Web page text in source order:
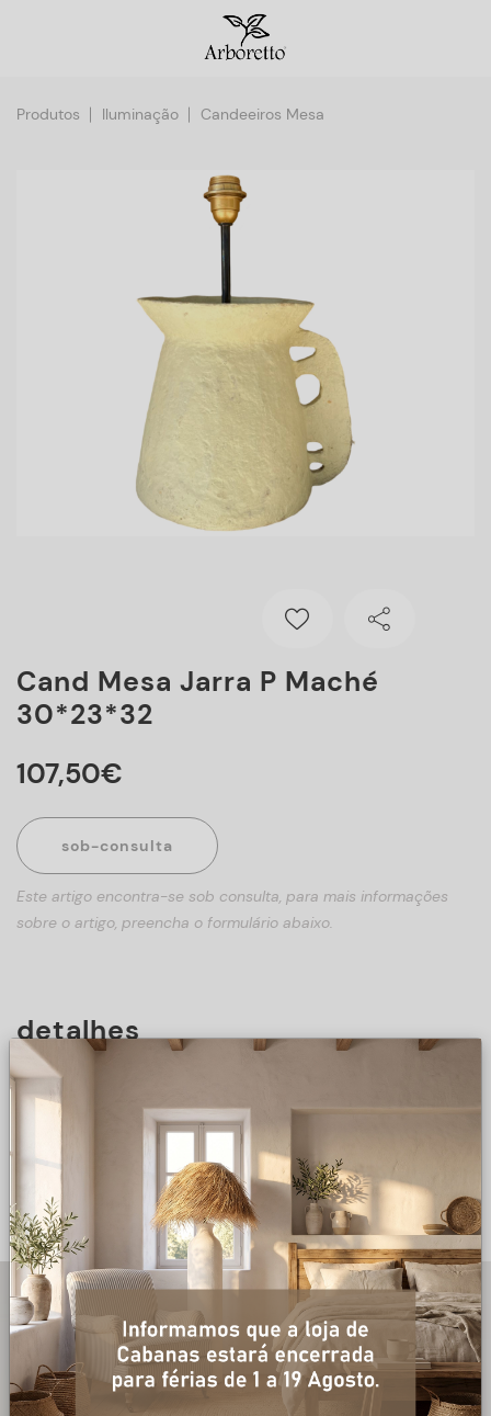
Produtos Iluminação Candeeiros Mesa
Cand Mesa Jarra P Maché
30*23*32
107,50€
sob-consulta
Este artigo encontra-se sob consulta, para mais informações
sobre o artigo, preencha o formulário abaixo.
detalhes
DESCRIÇÃO